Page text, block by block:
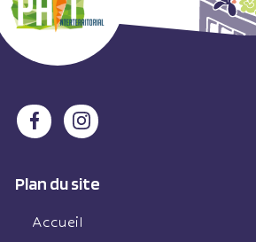
Plan du site
Accueil